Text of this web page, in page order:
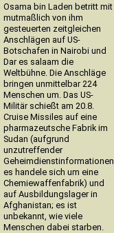
Osama bin Laden betritt mit
mutmaßlich von ihm
gesteuerten zeitgleichen
Anschlägen auf US-
Botschafen in Nairobi und
Dar es salaam die
Weltbühne. Die Anschläge
bringen unmittelbar 224
Menschen um. Das US-
Militär schießt am 20.8.
Cruise Missiles auf eine
pharmazeutsche Fabrik im
Sudan (aufgrund
unzutreffender
Geheimdienstinformationen,
es handele sich um eine
Chemiewaffenfabrik) und
auf Ausbildungslager in
Afghanistan; es ist
unbekannt, wie viele
Menschen dabei starben.